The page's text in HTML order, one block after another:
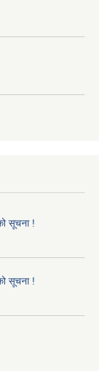
सूचना !
सूचना !